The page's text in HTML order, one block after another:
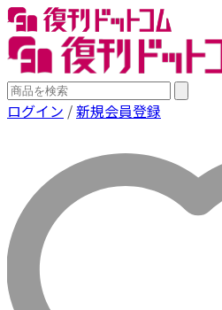
ログイン /新規会員登録